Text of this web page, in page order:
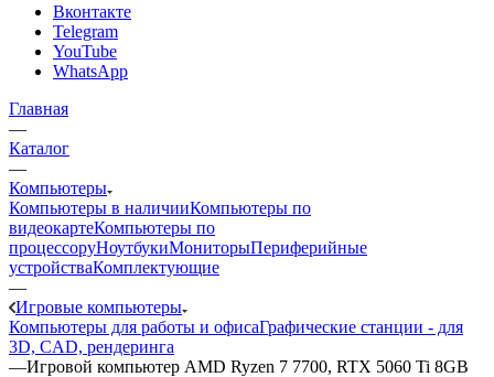
Вконтакте
Telegram
YouTube
WhatsApp
Главная
—
Каталог
—
Компьютеры
Компьютеры в наличииКомпьютеры по
видеокартеКомпьютеры по
процессоруНоутбукиМониторыПериферийные
устройстваКомплектующие
—
Игровые компьютеры
Компьютеры для работы и офисаГрафические станции - для
3D, CAD, рендеринга
—Игровой компьютер AMD Ryzen 7 7700, RTX 5060 Ti 8GB